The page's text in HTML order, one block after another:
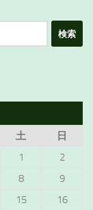
土
日
1
2
8
9
15
16